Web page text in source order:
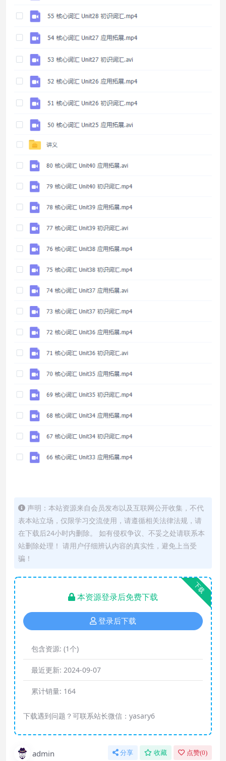
声明：本站资源来自会员发布以及互联网公开收集，不代
表本站立场，仅限学习交流使用，请遵循相关法律法规，请
在下载后24小时内删除。 如有侵权争议、不妥之处请联系本
站删除处理！ 请用户仔细辨认内容的真实性，避免上当受
骗！
下载
本资源登录后免费下载
登录后下载
包含资源: (1个)
最近更新: 2024-09-07
累计销量: 164
下载遇到问题？可联系站长微信：yasary6
admin 分享 收藏 点赞(0)